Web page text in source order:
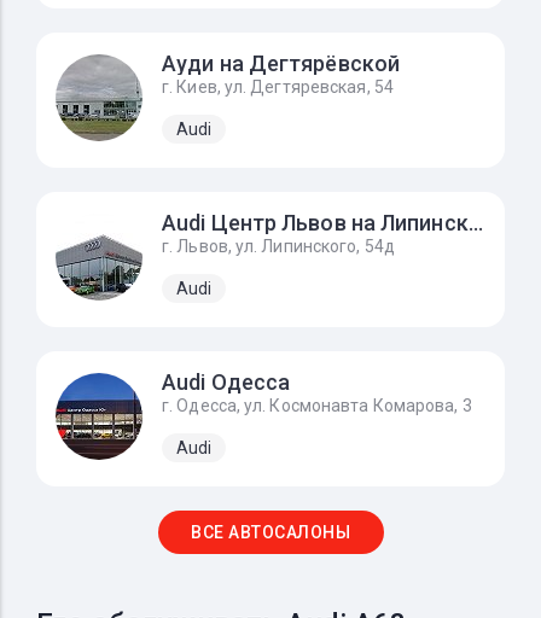
Ауди на Дегтярёвской
г. Киев, ул. Дегтяревская, 54
Audi
Audi Центр Львов на Липинского
г. Львов, ул. Липинского, 54д
Audi
Audi Одесса
г. Одесса, ул. Космонавта Комарова, 3
Audi
ВСЕ АВТОСАЛОНЫ